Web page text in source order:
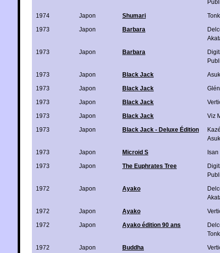
1974
Japon Shumari
1973
Japon Barbara
1973
Japon Barbara
1973
Japon Black Jack
1973
Japon Black Jack
1973
Japon Black Jack
1973
Japon Black Jack
Viz
1973
Japon Black Jack - Deluxe Édition
1973
Japon Microid S
1973
Japon The Euphrates Tree
1972
Japon Ayako
1972
Japon Ayako
1972
Japon Ayako édition 90 ans
1972
Japon Buddha